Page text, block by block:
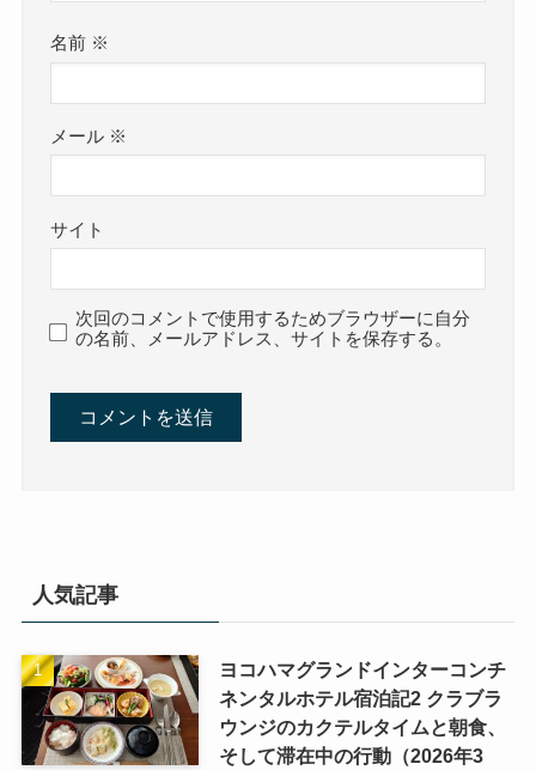
名前 ※
メール ※
サイト
次回のコメントで使用するためブラウザーに自分
の名前、メールアドレス、サイトを保存する。
人気記事
ヨコハマグランドインターコンチ
ネンタルホテル宿泊記2 クラブラ
ウンジのカクテルタイムと朝食、
そして滞在中の行動（2026年3